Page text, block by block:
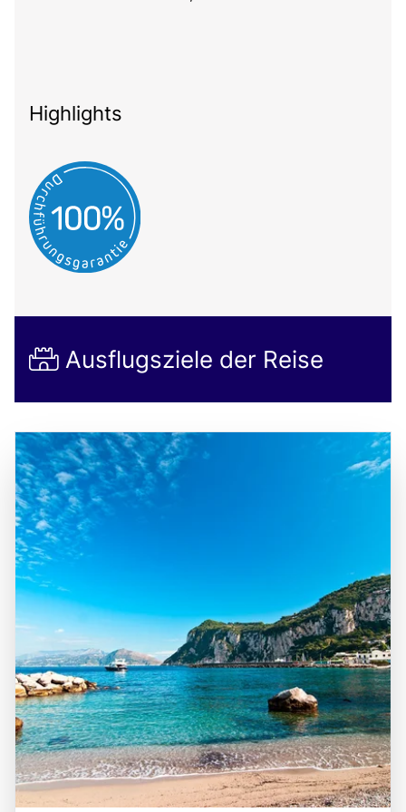
Highlights
Ausflugsziele der Reise